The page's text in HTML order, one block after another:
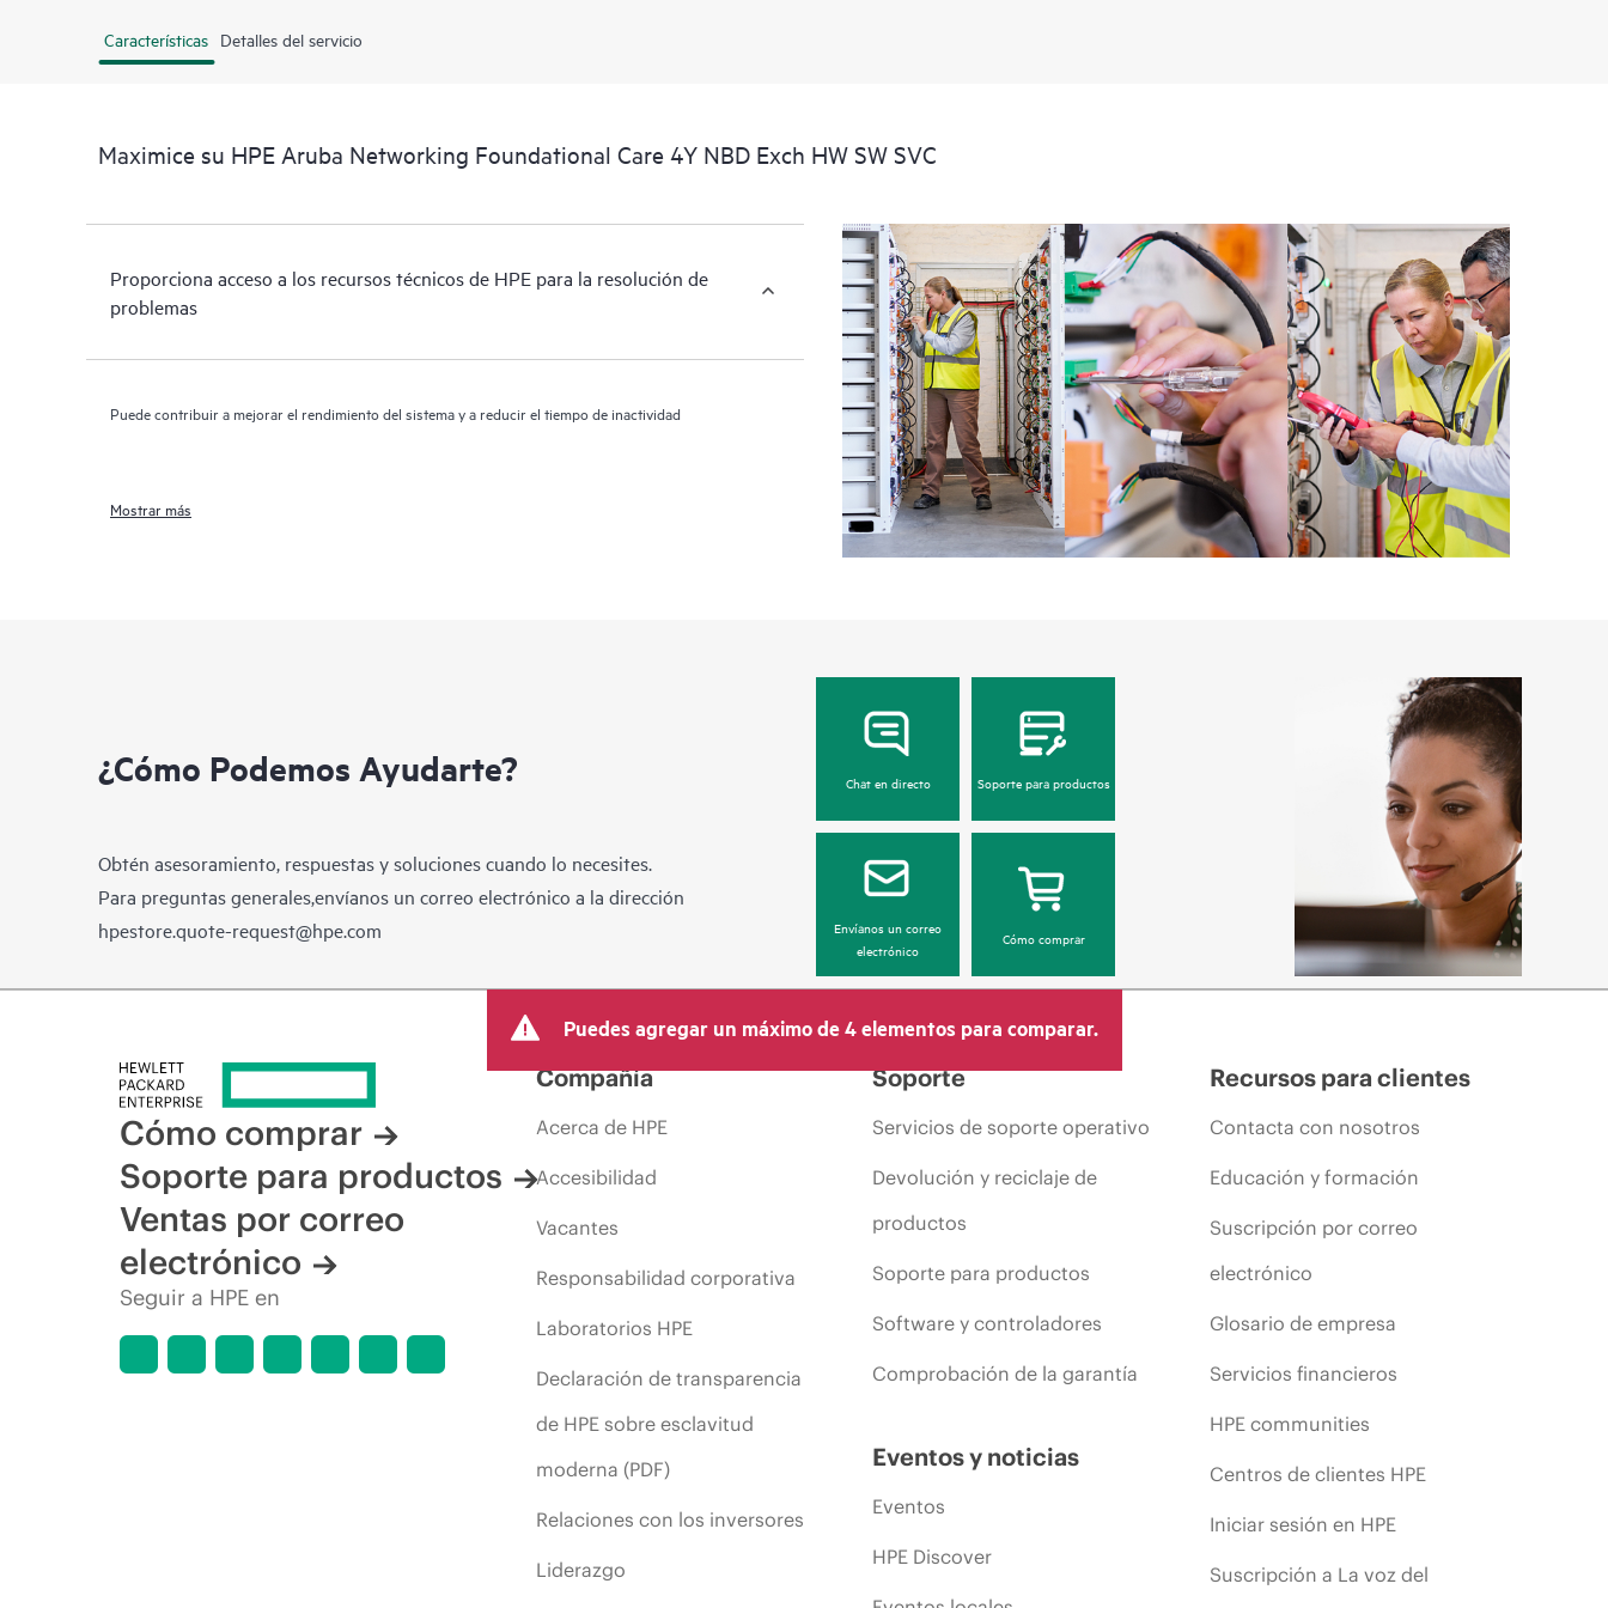
Características Detalles del servicio
Maximice su HPE Aruba Networking Foundational Care 4Y NBD Exch HW SW SVC
Proporciona acceso a los recursos técnicos de HPE para la resolución de
problemas
Puede contribuir a mejorar el rendimiento del sistema y a reducir el tiempo de inactividad
Mostrar más
¿Cómo Podemos Ayudarte?
Obtén asesoramiento, respuestas y soluciones cuando lo necesites.
Para preguntas generales,envíanos un correo electrónico a la dirección
hpestore.quote-request@hpe.com
Chat en directo Soporte para productos
Envíanos un correo
electrónico
Cómo comprar
Puedes agregar un máximo de 4 elementos para comparar.
Cómo comprar
Soporte para productos
Ventas por correo
electrónico
Seguir a HPE en
Compañía
Acerca de HPE
Accesibilidad
Vacantes
Responsabilidad corporativa
Laboratorios HPE
Declaración de transparencia
de HPE sobre esclavitud
moderna (PDF)
Relaciones con los inversores
Liderazgo
Soporte
Servicios de soporte operativo
Devolución y reciclaje de
productos
Soporte para productos
Software y controladores
Comprobación de la garantía
Eventos y noticias
Eventos
HPE Discover
Recursos para clientes
Contacta con nosotros
Educación y formación
Suscripción por correo
electrónico
Glosario de empresa
Servicios financieros
HPE communities
Centros de clientes HPE
Iniciar sesión en HPE
Suscripción a La voz del